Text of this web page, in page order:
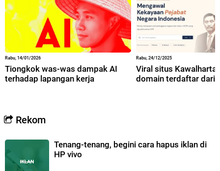
Rabu, 14/01/2026
Tiongkok was-was dampak AI
terhadap lapangan kerja
Rabu, 24/12/2025
Viral situs
domain terdaftar dari
Rekom
Tenang-tenang, begini cara hapus iklan di
HP vivo